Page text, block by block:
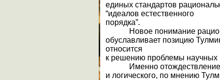
единых стандартов
“идеалов естественного
порядка”.
Новое понимание
обуславливает позицию
относится
к решению проблемы научных
Именно отождествлением
и логического, по мнению